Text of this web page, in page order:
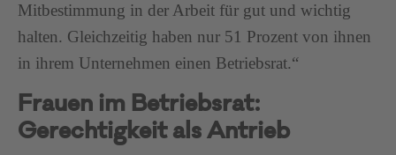
Mitbestimmung in der Arbeit für gut und wichtig
halten. Gleichzeitig haben nur 51 Prozent von ihnen
in ihrem Unternehmen einen Betriebsrat.“
Frauen im Betriebsrat:
Gerechtigkeit als Antrieb